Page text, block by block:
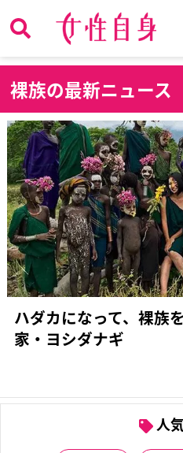
裸族の最新ニュース
ハダカになって、裸
家・ヨシダナギ
人